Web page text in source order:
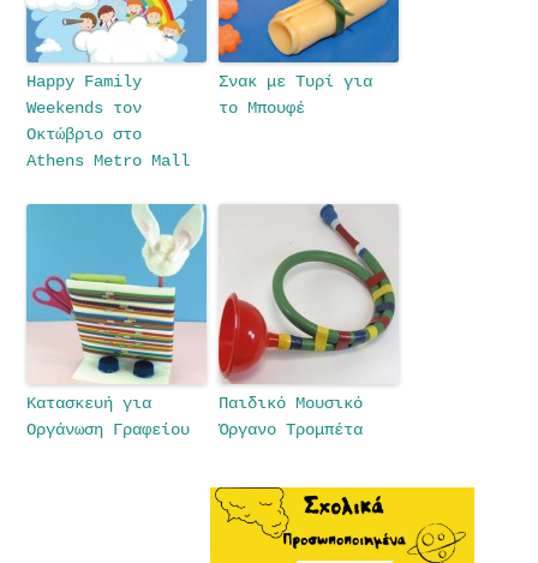
Happy Family
Weekends τον
Οκτώβριο στο
Athens Metro Mall
Σνακ με Τυρί για
το Μπουφέ
Κατασκευή για
Οργάνωση Γραφείου
Παιδικό Μουσικό
Όργανο Τρομπέτα